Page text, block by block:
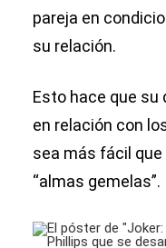
pareja en
su relación.
Esto hace que su
en relación con
sea más fácil
“almas gemelas”.